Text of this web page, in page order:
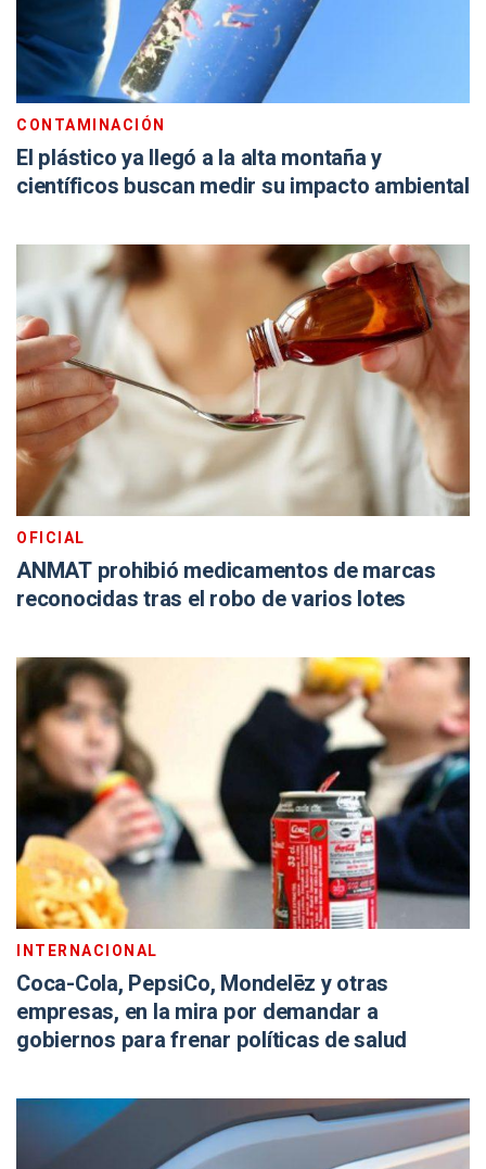
CONTAMINACIÓN
El plástico ya llegó a la alta montaña y
científicos buscan medir su impacto ambiental
OFICIAL
ANMAT prohibió medicamentos de marcas
reconocidas tras el robo de varios lotes
INTERNACIONAL
Coca-Cola, PepsiCo, Mondelēz y otras
empresas, en la mira por demandar a
gobiernos para frenar políticas de salud